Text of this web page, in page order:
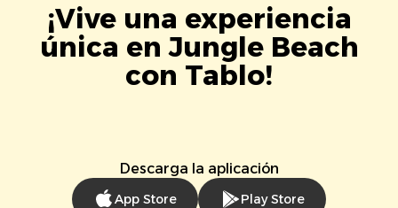
¡Vive una experiencia
única en Jungle Beach
con Tablo!
Descarga la aplicación
App Store Play Store